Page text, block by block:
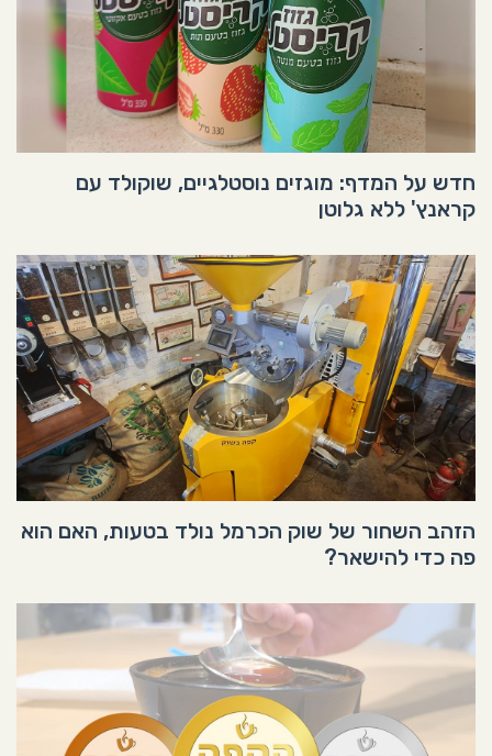
חדש על המדף: מוגזים נוסטלגיים, שוקולד עם
קראנץ' ללא גלוטן
הזהב השחור של שוק הכרמל נולד בטעות, האם הוא
פה כדי להישאר?